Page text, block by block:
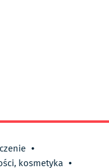
•
kosmetyka •